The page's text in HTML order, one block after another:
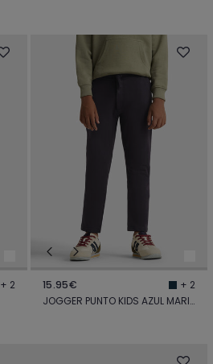
+ 2
15.95€
+ 2
JOGGER PUNTO KIDS AZUL MARINO